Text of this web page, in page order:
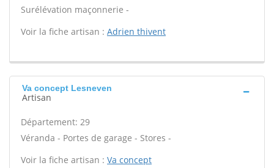
Surélévation maçonnerie -
Voir la fiche artisan : Adrien thivent
Va concept Lesneven
Artisan
Département: 29
Véranda - Portes de garage - Stores -
Voir la fiche artisan : Va concept